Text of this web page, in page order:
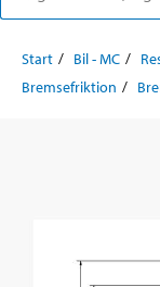
Start Bil - MC
Bremsefriktion